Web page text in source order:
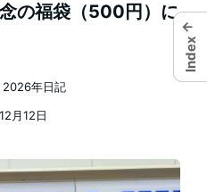
の福袋（500円）に
月12日
ゴリー
2026年日記
←
Index